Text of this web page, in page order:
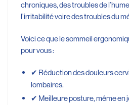
chroniques, des troubles de
l’irritabilité voire des troubles du
Voici ce que le sommeil
pour vous :
✔ Réduction des douleurs
lombaires.
✔ Meilleure posture, même en